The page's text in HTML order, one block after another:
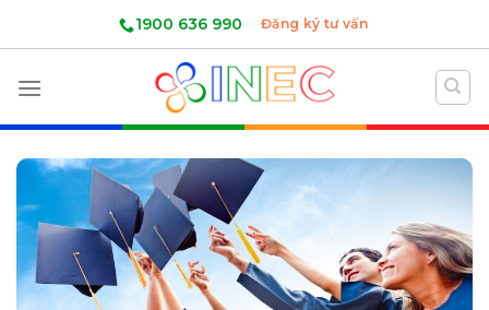
1900 636 990 Đăng ký tư vấn